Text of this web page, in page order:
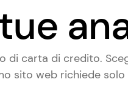
di carta di credito.
sito web richiede solo